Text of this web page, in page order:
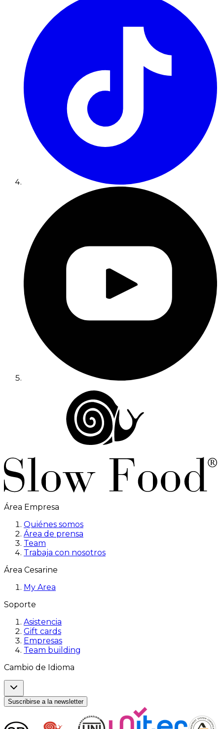
Área Empresa
Quiénes somos
Área de prensa
Team
Trabaja con nosotros
Área Cesarine
My Area
Soporte
Asistencia
Gift cards
Empresas
Team building
Cambio de Idioma
Suscribirse a la newsletter